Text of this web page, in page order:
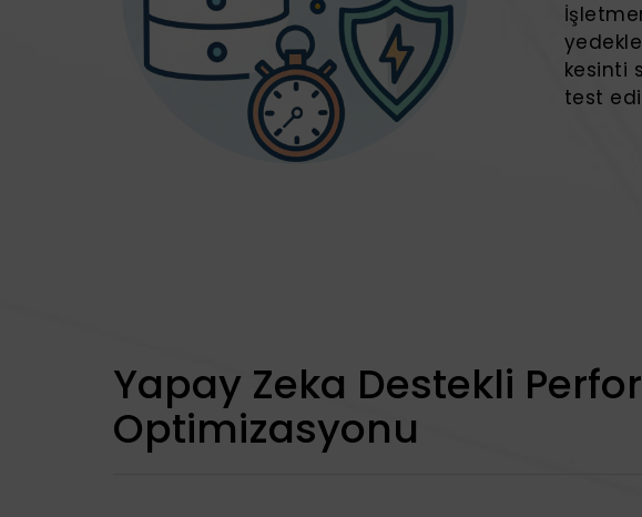
kesinti
test
Yapay Zeka Destekli
Optimizasyonu